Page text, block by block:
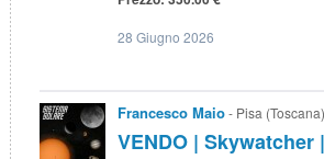
28 Giugno 2026
Francesco Maio- Pisa (Toscana)
VENDO | Skywatcher